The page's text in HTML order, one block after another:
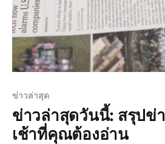
ข่าวล่าสุด
ข่าวล่าสุดวันนี้: สรุปข่
เช้าที่คุณต้องอ่าน